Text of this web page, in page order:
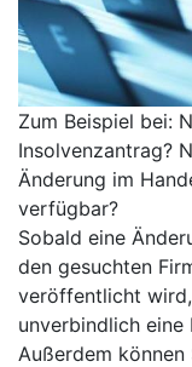
Zum Beispiel bei:
Insolvenzantrag?
Änderung im
verfügbar?
Sobald eine
den gesuchten
veröffentlicht
unverbindlich eine
Außerdem können